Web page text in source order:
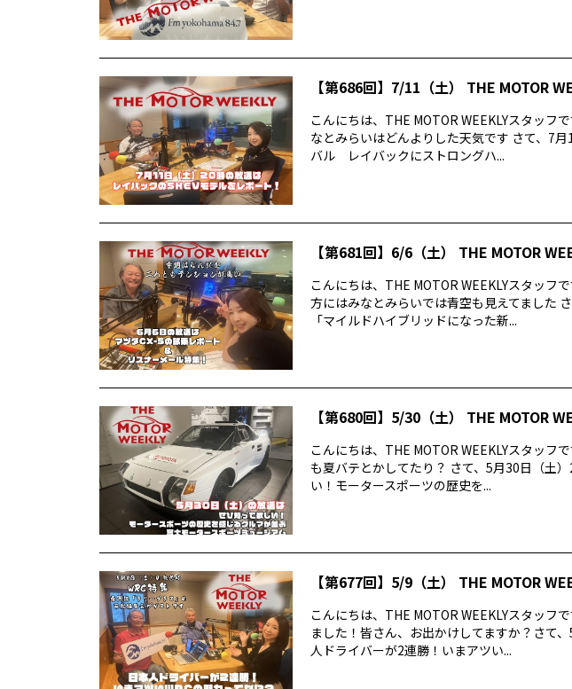
【第686回】7/11（土） THE MOTOR
こんにちは、THE MOTOR WEEKLYスタッフ
なとみらいはどんよりした天気です さて、7
バル レイバックにストロングハ...
【第681回】6/6（土） THE MOTOR
こんにちは、THE MOTOR WEEKLYスタッフ
方にはみなとみらいでは青空も見えてました
「マイルドハイブリッドになった新...
【第680回】5/30（土） THE MOTOR
こんにちは、THE MOTOR WEEKLYスタッフ
も夏バテとかしてたり？ さて、5月30日（土
い！モータースポーツの歴史を...
【第677回】5/9（土） THE MOTOR
こんにちは、THE MOTOR WEEKLYスタッフ
ました！皆さん、お出かけしてますか？さて
人ドライバーが2連勝！いまアツい...